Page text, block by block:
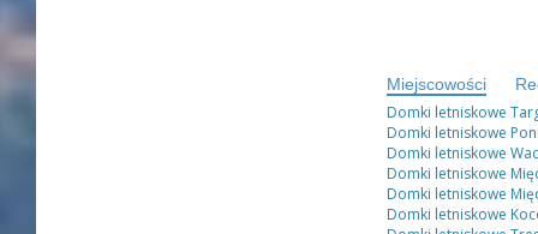
Miejscowości
Domki letniskowe
Domki letniskowe
Domki letniskowe
Domki letniskowe
Domki letniskowe
Domki letniskowe